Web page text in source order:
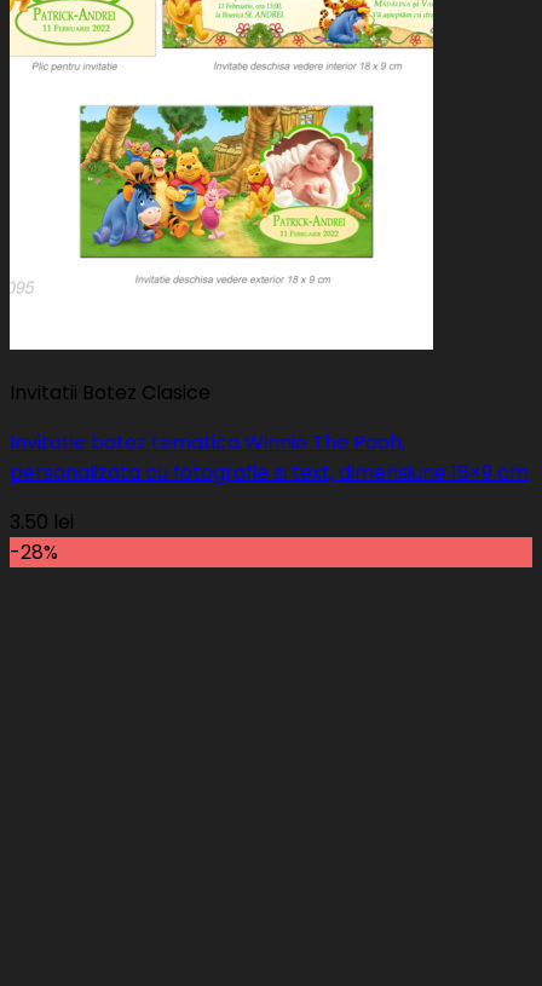
Invitatii Botez Clasice
Invitatie botez tematica Winnie The Pooh,
personalizata cu fotografie si text, dimensiune 18×9 cm
3.50 lei
-28%